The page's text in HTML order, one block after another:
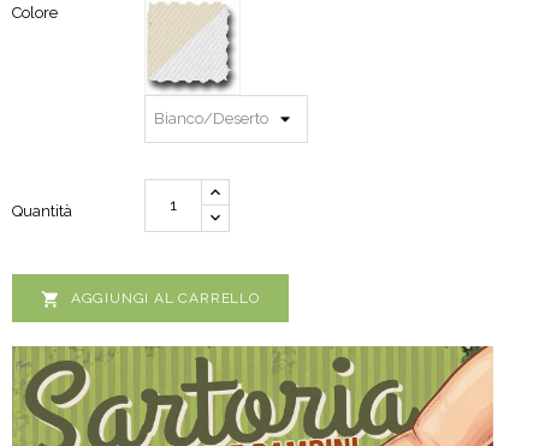
Colore
Quantità
 AGGIUNGI AL CARRELLO